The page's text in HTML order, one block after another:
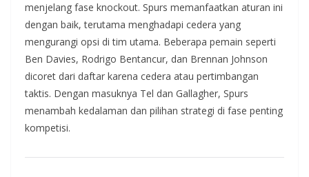
menjelang fase knockout. Spurs memanfaatkan aturan ini
dengan baik, terutama menghadapi cedera yang
mengurangi opsi di tim utama. Beberapa pemain seperti
Ben Davies, Rodrigo Bentancur, dan Brennan Johnson
dicoret dari daftar karena cedera atau pertimbangan
taktis. Dengan masuknya Tel dan Gallagher, Spurs
menambah kedalaman dan pilihan strategi di fase penting
kompetisi.